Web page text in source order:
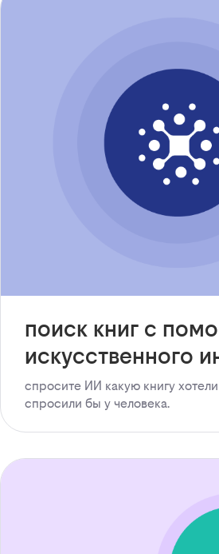
поиск книг с
искусственного
спросите ИИ какую книгу
спросили бы у человека.